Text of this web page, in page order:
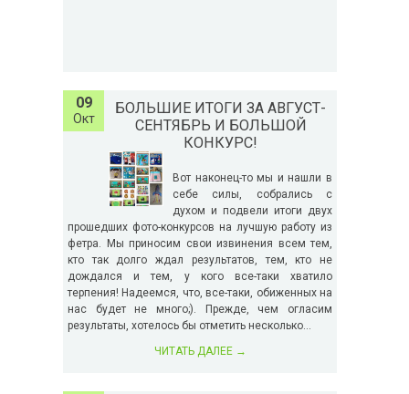
09
Окт
БОЛЬШИЕ ИТОГИ ЗА АВГУСТ-
СЕНТЯБРЬ И БОЛЬШОЙ
КОНКУРС!
Вот наконец-то мы и нашли в
себе силы, собрались с
духом и подвели итоги двух
прошедших фото-конкурсов на лучшую работу из
фетра. Мы приносим свои извинения всем тем,
кто так долго ждал результатов, тем, кто не
дождался и тем, у кого все-таки хватило
терпения! Надеемся, что, все-таки, обиженных на
нас будет не много;). Прежде, чем огласим
результаты, хотелось бы отметить несколько...
ЧИТАТЬ ДАЛЕЕ →